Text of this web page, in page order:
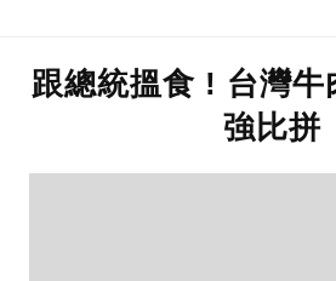
跟總統搵食 ! 台灣牛
強比拼